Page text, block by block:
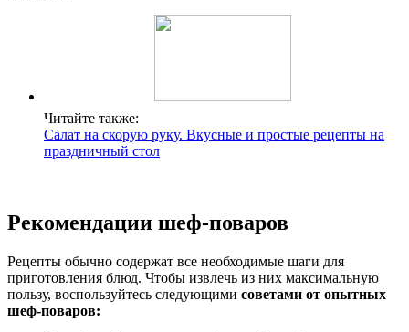
Читайте также:
Салат на скорую руку. Вкусные и простые рецепты на
праздничный стол
Рекомендации шеф-поваров
Рецепты обычно содержат все необходимые шаги для
приготовления блюд. Чтобы извлечь из них максимальную
пользу, воспользуйтесь следующими советами от опытных
шеф-поваров: